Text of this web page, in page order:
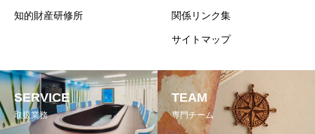
知的財産研修所 関係リンク集
サイトマップ
SERVICE
取扱業務
TEAM
専門チーム